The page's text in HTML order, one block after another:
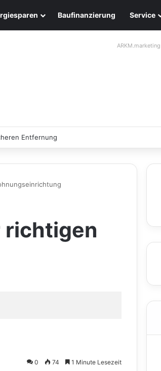
Baufinanzierung Service
ARKM.marketing
Entfernung
richtigen
0 74 1 Minute Lesezeit